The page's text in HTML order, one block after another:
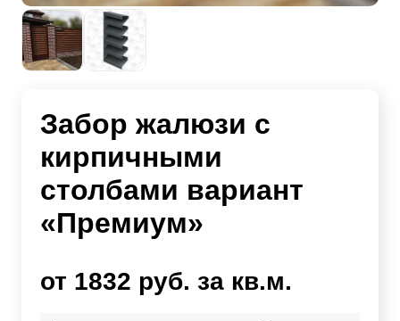
Забор жалюзи с
кирпичными
столбами вариант
«Премиум»
от 1832 руб. за кв.м.